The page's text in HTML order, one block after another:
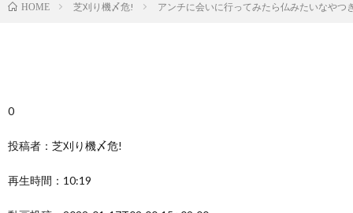
HOME 芝刈り機〆危! アンチに会いに行ってみたら仏みたいなや
0
投稿者：芝刈り機〆危!
再生時間：10:19